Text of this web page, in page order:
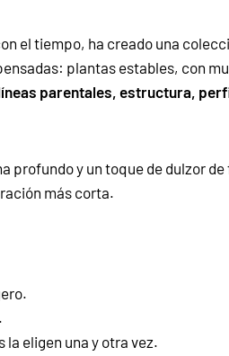
el tiempo, ha creado una
plantas estables, con
parentales, estructura,
profundo y un toque de dulzor de
más corta.
eligen una y otra vez.